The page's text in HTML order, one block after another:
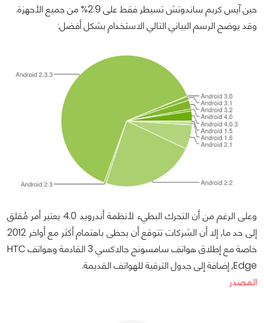
حين آيس كريم ساندوتش تسيطر فقط على 2.9% من جميع الأجهزة.
وقد يوضح الرسم البياني التالي الاستخدام بشكل أفضل:
وعلى الرغم من أن التحرك البطيء لأنظمة أندرويد 4.0 يعتبر أمر مُقلق
إلى حد ما, إلا أن الشركات تتوقع أن يحظى باهتمام أكثر مع أواخر 2012
خاصة مع إطلاق هواتف سامسونج جالاكسي 3 القادمة وهواتف HTC
Edge, إضافة إلى جدول الترقية للهواتف القديمة.
المصدر